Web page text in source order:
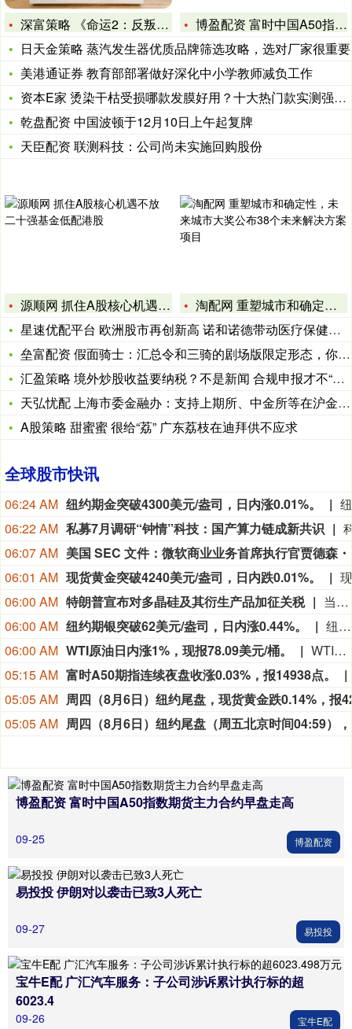
深富策略 《命运2：反叛》试玩报告：新的开始\＂/>
博盈配资 富时中国A50指数期货主力合约早盘走高
日天金策略 蒸汽发生器优质品牌筛选攻略，选对厂家很重要
美港通证券 教育部部署做好深化中小学教师减负工作
资本E家 烫染干枯受损哪款发膜好用？十大热门款实测强韧发丝超
乾盘配资 中国波顿于12月10日上午起复牌
天臣配资 联测科技：公司尚未实施回购股份
源顺网 抓住A股核心机遇不放 二十强基金低配港股
淘配网 重塑城市和确定性，未来城市大奖公布38个未来解决方案
星速优配平台 欧洲股市再创新高 诺和诺德带动医疗保健股上涨
垒富配资 假面骑士：汇总令和三骑的剧场版限定形态，你知道哪些
汇盈策略 境外炒股收益要纳税？不是新闻 合规申报才不“亏钱
天弘忧配 上海市委金融办：支持上期所、中金所等在沪金融市场建
A股策略 甜蜜蜜 很给“荔” 广东荔枝在迪拜供不应求
全球股市快讯
06:24 AM 纽约期金突破4300美元/盎司，日内涨0.01%。
06:22 AM 私募7月调研“钟情”科技：国产算力链成新共识
06:07 AM
06:01 AM 现货黄金突破4240美元/盎司，日内跌0.01%。
06:00 AM 特朗普宣布对多晶硅及其衍生产品加征关税
当地时间8月6日，美国总统特朗普签署行政令，依据《1962年贸易扩展法》第232条，对进口多晶硅及其衍生产品采取最低进口价格和额外关税措施，以支持美国国内多晶硅、半导体和太阳能供应链。公告规定，最低进口价格分别为：多晶硅每公斤21美元；多晶硅锭和晶圆每公斤100美元；太阳能电池每瓦0.22美元；太阳能组件每瓦0.38美元。同时，美国将对公告附件所列多晶硅锭及相关衍生产品加征15%的从价关税。相关措施将自2026年12月4日美国东部时间凌晨12时01分起生效。公告还授权商务部建立“回流美国”激励计划。企业如承诺在美国建设、翻新或扩建多晶硅、硅锭、晶圆或太阳能电池生产设施，并在2029年1月20日前开工，可申请部分进口设备和相关产品免缴第232条关税。（央视新闻）
06:00 AM 纽约期银突破62美元/盎司，日内涨0.44%。
纽约期银突破62美元/盎司，日内涨0.44%。
06:00 AM WTI原油日内涨1%，现报78.09美元/桶。
WTI原油日内涨1%，现报78.09美元/桶。
05:15 AM 富时A50期指连续夜盘收涨0.03%，报14938点。
05:05 AM
05:05 AM
博盈配资 富时中国A50指数期货主力合约早盘走高
09-25 博盈配资
易投投 伊朗对以袭击已致3人死亡
09-27 易投投
宝牛E配 广汇汽车服务：子公司涉诉累计执行标的超
6023.4
09-26 宝牛E配